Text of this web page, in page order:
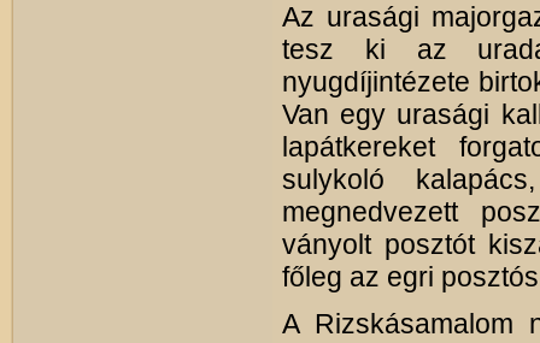
Az urasági
tesz ki az
nyugdíjintézete
Van egy urasági
lapátkereket
sulykoló
megnedvezett
ványolt posztót
főleg az egri
A Rizskásamalom